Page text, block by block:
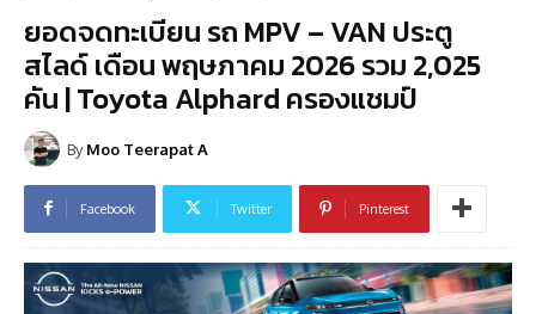
ยอดจดทะเบียน รถ MPV – VAN ประตู
สไลด์ เดือน พฤษภาคม 2026 รวม 2,025
คัน | Toyota Alphard ครองแชมป์
By Moo Teerapat A
Facebook Twitter Pinterest